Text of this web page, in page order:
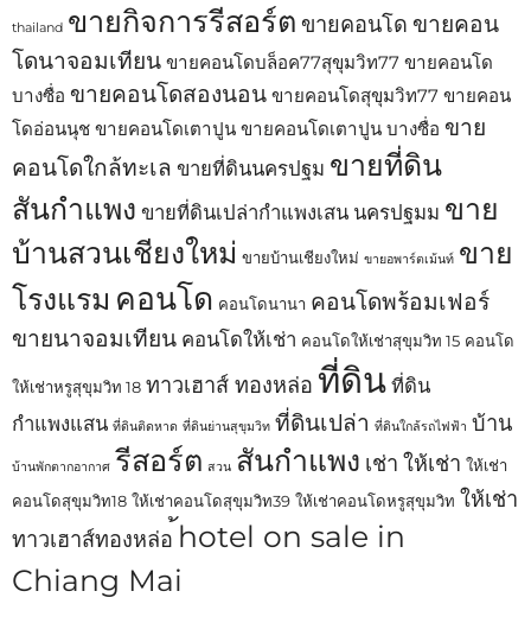
thailand ขายกิจการรีสอร์ต ขายคอนโด ขายคอน
โดนาจอมเทียน ขายคอนโดบล็อค77สุขุมวิท77 ขายคอนโด
บางซื่อ ขายคอนโดสองนอน ขายคอนโดสุขุมวิท77 ขายคอน
โดอ่อนนุช ขายคอนโดเตาปูน ขายคอนโดเตาปูน บางซื่อ ขาย
คอนโดใกล้ทะเล ขายที่ดินนครปฐม ขายที่ดิน
สันกำแพง ขายที่ดินเปล่ากำแพงเสน นครปฐมม ขาย
บ้านสวนเชียงใหม่ ขายบ้านเชียงใหม่ ขายอพาร์ตเม้นท์ ขาย
โรงแรม คอนโด คอนโดนานา คอนโดพร้อมเฟอร์
ขายนาจอมเทียน คอนโดให้เช่า คอนโดให้เช่าสุขุมวิท 15 คอนโด
ให้เช่าหรูสุขุมวิท 18 ทาวเฮาส์ ทองหล่อ ที่ดิน ที่ดิน
กำแพงแสน ที่ดินติดหาด ที่ดินย่านสุขุมวิท ที่ดินเปล่า ที่ดินใกล้รถไฟฟ้า บ้าน
บ้านพักตากอากาศ รีสอร์ต สวน สันกำแพง เช่า ให้เช่า ให้เช่า
คอนโดสุขุมวิท18 ให้เช่าคอนโดสุขุมวิท39 ให้เช่าคอนโดหรูสุขุมวิท ให้เช่า
ทาวเฮาส์ทองหล่อ ้hotel on sale in
Chiang Mai